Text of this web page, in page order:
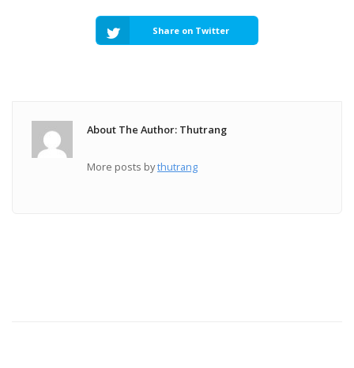
Share on Twitter
About The Author: Thutrang
More posts bythutrang